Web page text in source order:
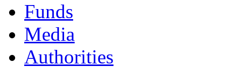
Funds
Мedia
Authorities